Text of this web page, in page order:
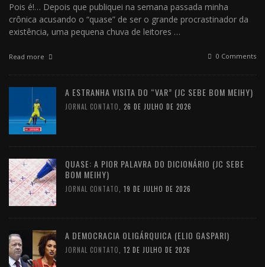
Pois é!… Depois que publiquei na semana passada minha
crônica acusando o “quase” de ser o grande procrastinador da
existência, uma pequena chuva de leitores …
Read more 0 Comments
A ESTRANHA VISITA DO “VAR” (JC SEBE BOM MEIHY)
JORNAL CONTATO 26 DE JULHO DE 2026
QUASE: A PIOR PALAVRA DO DICIONÁRIO (JC SEBE
BOM MEIHY)
JORNAL CONTATO 19 DE JULHO DE 2026
A DEMOCRACIA OLIGÁRQUICA (ELIO GASPARI)
JORNAL CONTATO 12 DE JULHO DE 2026